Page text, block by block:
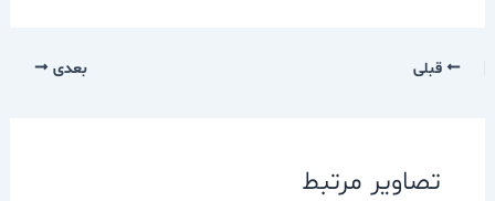
قبلی بعدی
تصاویر مرتبط